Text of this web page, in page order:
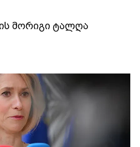
მორიგი ტალღა